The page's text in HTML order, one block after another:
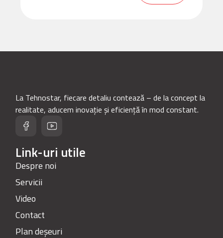
La Tehnostar, fiecare detaliu contează – de la concept la
realitate, aducem inovație și eficiență în mod constant.
Link-uri utile
Despre noi
Servicii
Video
Contact
Plan deșeuri